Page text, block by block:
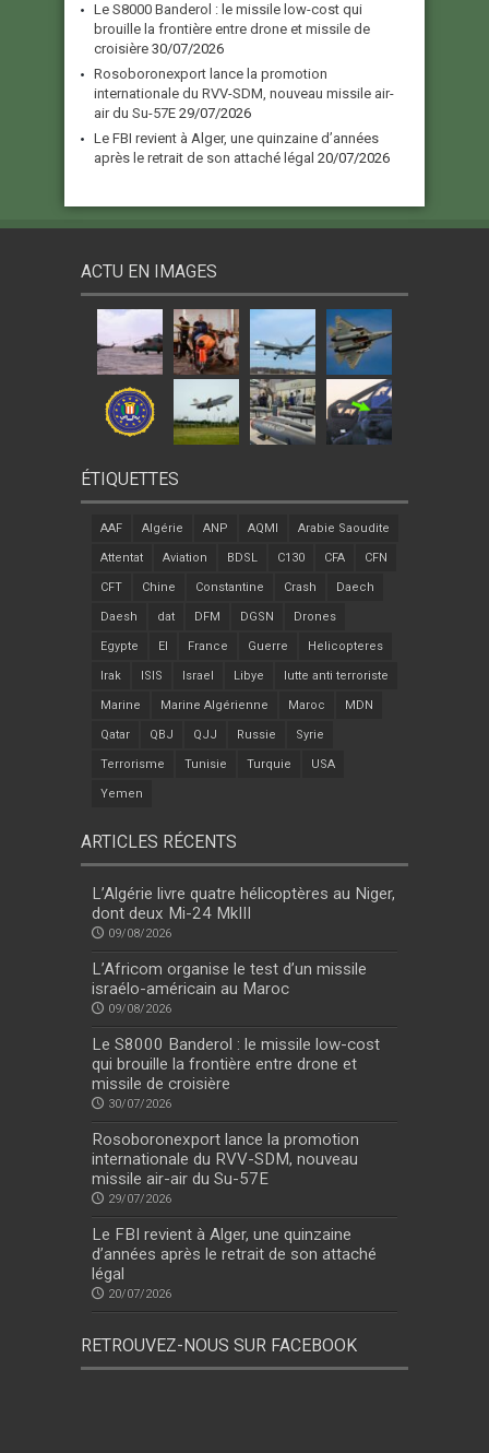
Le S8000 Banderol : le missile low-cost qui
brouille la frontière entre drone et missile de
croisière 30/07/2026
Rosoboronexport lance la promotion
internationale du RVV-SDM, nouveau missile air-
air du Su-57E 29/07/2026
Le FBI revient à Alger, une quinzaine d’années
après le retrait de son attaché légal 20/07/2026
ACTU EN IMAGES
ÉTIQUETTES
AAF Algérie ANP AQMI Arabie Saoudite
Attentat Aviation BDSL C130 CFA CFN
CFT Chine Constantine Crash Daech
Daesh dat DFM DGSN Drones
Egypte EI France Guerre Helicopteres
Irak ISIS Israel Libye lutte anti terroriste
Marine Marine Algérienne Maroc MDN
Qatar QBJ QJJ Russie Syrie
Terrorisme Tunisie Turquie USA
Yemen
ARTICLES RÉCENTS
L’Algérie livre quatre hélicoptères au Niger,
dont deux Mi-24 MkIII
09/08/2026
L’Africom organise le test d’un missile
israélo-américain au Maroc
09/08/2026
Le S8000 Banderol : le missile low-cost
qui brouille la frontière entre drone et
missile de croisière
30/07/2026
Rosoboronexport lance la promotion
internationale du RVV-SDM, nouveau
missile air-air du Su-57E
29/07/2026
Le FBI revient à Alger, une quinzaine
d’années après le retrait de son attaché
légal
20/07/2026
RETROUVEZ-NOUS SUR FACEBOOK